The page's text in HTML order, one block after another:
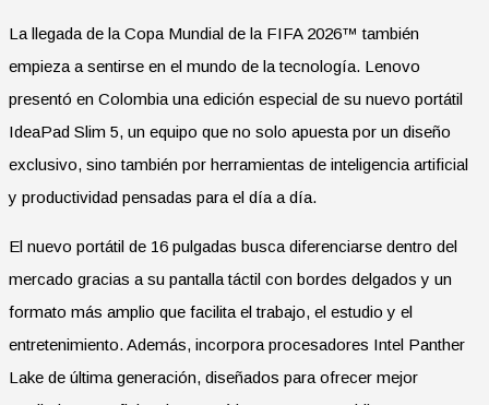
La llegada de la Copa Mundial de la FIFA 2026™ también
empieza a sentirse en el mundo de la tecnología. Lenovo
presentó en Colombia una edición especial de su nuevo portátil
IdeaPad Slim 5, un equipo que no solo apuesta por un diseño
exclusivo, sino también por herramientas de inteligencia artificial
y productividad pensadas para el día a día.
El nuevo portátil de 16 pulgadas busca diferenciarse dentro del
mercado gracias a su pantalla táctil con bordes delgados y un
formato más amplio que facilita el trabajo, el estudio y el
entretenimiento. Además, incorpora procesadores Intel Panther
Lake de última generación, diseñados para ofrecer mejor